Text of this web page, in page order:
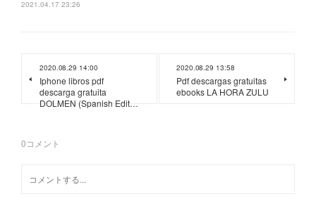
2021.04.17 23:26
2020.08.29 14:00
Iphone libros pdf
descarga gratuita
DOLMEN (Spanish Edit…
2020.08.29 13:58
Pdf descargas gratuitas
ebooks LA HORA ZULU
0コメント